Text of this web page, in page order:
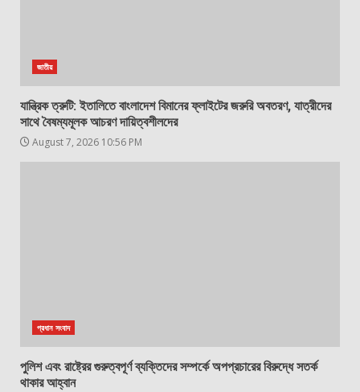
জাতীয়
যান্ত্রিক ত্রুটি: ইতালিতে বাংলাদেশ বিমানের ফ্লাইটের জরুরি অবতরণ, যাত্রীদের
সাথে বৈষম্যমূলক আচরণ দায়িত্বশীলদের
August 7, 2026 10:56 PM
প্রধান সংবাদ
পুলিশ এবং রাষ্ট্রের গুরুত্বপূর্ণ ব্যক্তিদের সম্পর্কে অপপ্রচারের বিরুদ্ধে সতর্ক
থাকার আহ্বান